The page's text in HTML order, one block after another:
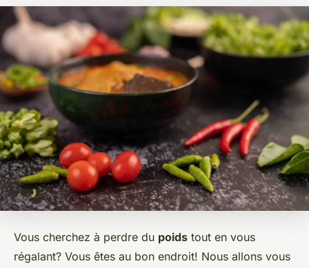
Vous cherchez à perdre du poids tout en vous
régalant? Vous êtes au bon endroit! Nous allons vous